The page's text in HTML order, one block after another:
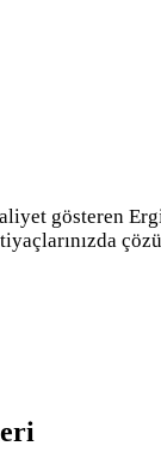
gösteren